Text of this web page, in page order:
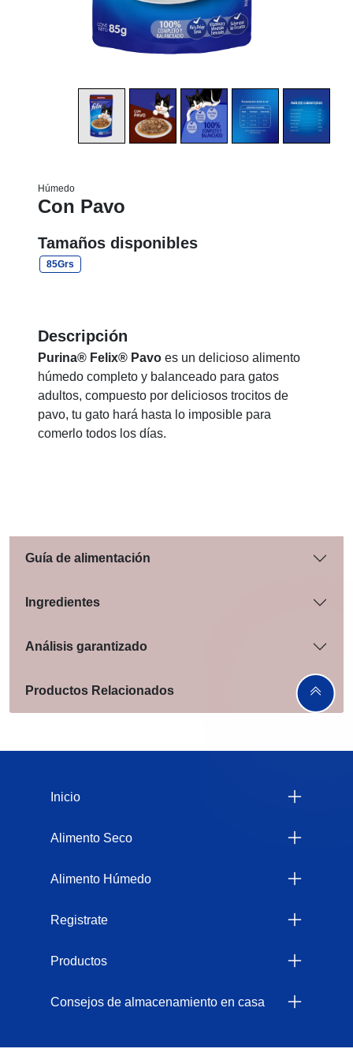
Húmedo
Con Pavo
Tamaños disponibles
85Grs
Descripción
Purina® Felix® Pavo es un delicioso alimento
húmedo completo y balanceado para gatos
adultos, compuesto por deliciosos trocitos de
pavo, tu gato hará hasta lo imposible para
comerlo todos los días.
Guía de alimentación
Ingredientes
Análisis garantizado
Productos Relacionados
Inicio
Alimento Seco
Alimento Húmedo
Registrate
Productos
Consejos de almacenamiento en casa